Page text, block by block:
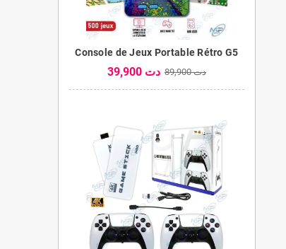
Console de Jeux Portable Rétro G5
39,900 دت 89,900 دت